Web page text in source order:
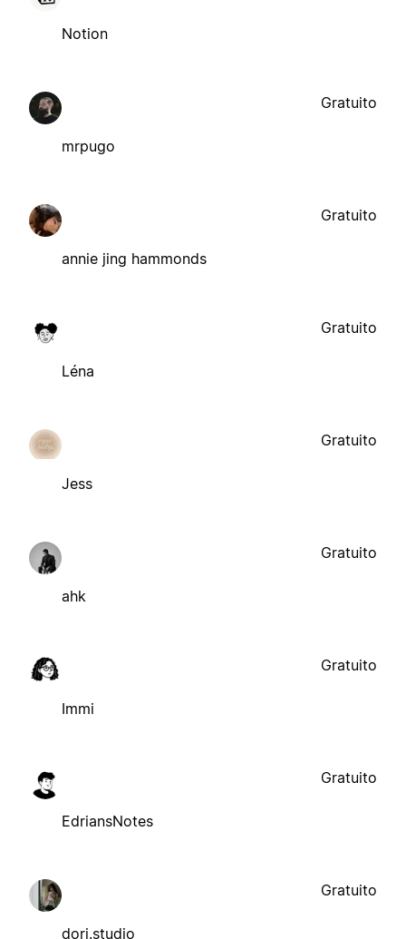
Notion
mrpugo
Gratuito
annie jing hammonds
Gratuito
Léna
Gratuito
Jess
Gratuito
ahk
Gratuito
Immi
Gratuito
EdriansNotes
Gratuito
dori.studio
Gratuito